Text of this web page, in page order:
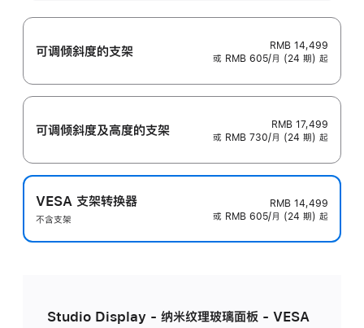
可调倾斜度的支架
RMB 14,499
或 RMB 605/月 (24 期) 起
可调倾斜度及高‍度的支‍架
RMB 17,499
或 RMB 730/月 (24 期) 起
VESA 支架转换器
不含支架
RMB 14,499
或 RMB 605/月 (24 期) 起
Studio Display - 纳米纹理玻璃面板 - VESA